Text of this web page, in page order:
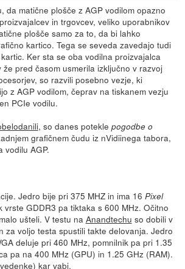
da matične plošče z AGP vodilom opazno
in trgovcev, veliko uporabnikov
plošče samo za to, da bi lahko
kartico. Tega se seveda zavedajo tudi
Ker sta se oba vodilna proizvajalca
pred časom usmerila izključno v razvoj
so razvili posebno vezje, ki
z AGP vodilom, čeprav na tiskanem vezju
PCIe vodilu.
, so danes potekle pogodbe o
grafičnem čudu iz nVidiinega tabora,
vodilu AGP.
Jedro bije pri 375 MHZ in ima 16 Pixel
vrste GDDR3 pa tiktaka s 600 MHz. Očitno
malo ušteli. V testu na Anandtechu so dobili v
za voljo testa spustili takte delovanja. Jedro
deluje pri 460 MHz, pomnilnik pa pri 1.35
pa na 400 MHz (GPU) in 1.25 GHz (RAM).
kar vabi.